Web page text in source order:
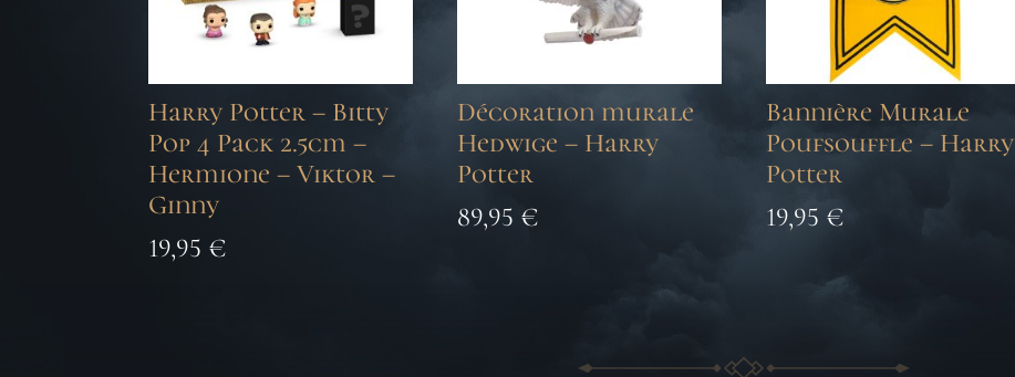
Harry Potter – Bitty
Pop 4 Pack 2.5cm –
Hermione – Viktor –
Ginny
19,95 €
Décoration murale
Hedwige – Harry
Potter
89,95 €
Bannière Murale
Poufsouffle – Harry
Potter
19,95 €